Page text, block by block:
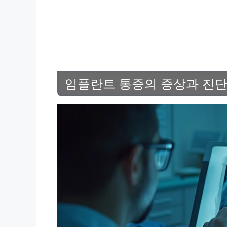
임플란트 통증의 증상과 진단